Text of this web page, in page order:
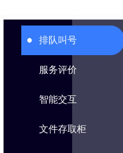
排队叫号
服务评价
智能交互
文件存取柜